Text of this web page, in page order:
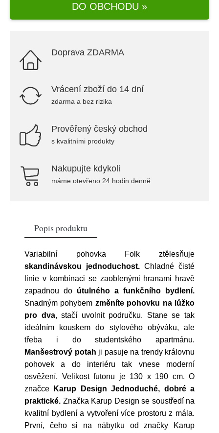
DO OBCHODU »
Doprava ZDARMA
Vrácení zboží do 14 dní
zdarma a bez rizika
Prověřený český obchod
s kvalitními produkty
Nakupujte kdykoli
máme otevřeno 24 hodin denně
Popis produktu
Variabilní pohovka Folk ztělesňuje
skandinávskou jednoduchost. Chladné čisté
linie v kombinaci se zaoblenými hranami hravě
zapadnou do útulného a funkčního bydlení.
Snadným pohybem změníte pohovku na lůžko
pro dva, stačí uvolnit područku. Stane se tak
ideálním kouskem do stylového obýváku, ale
třeba i do studentského apartmánu.
Manšestrový potah ji pasuje na trendy královnu
pohovek a do interiéru tak vnese moderní
osvěžení. Velikost futonu je 130 x 190 cm. O
značce
Karup Design Jednoduché, dobré a
praktické. Značka Karup Design se soustředí na
kvalitní bydlení a vytvoření více prostoru z mála.
První, čeho si na nábytku od značky Karup